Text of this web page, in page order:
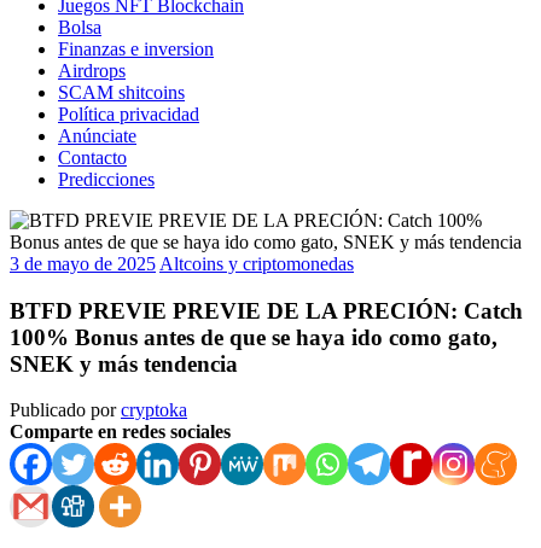
Juegos NFT Blockchain
Bolsa
Finanzas e inversion
Airdrops
SCAM shitcoins
Política privacidad
Anúnciate
Contacto
Predicciones
3 de mayo de 2025 Altcoins y criptomonedas
BTFD PREVIE PREVIE DE LA PRECIÓN: Catch
100% Bonus antes de que se haya ido como gato,
SNEK y más tendencia
Publicado porcryptoka
Comparte en redes sociales